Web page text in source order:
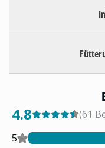
4.8 (61
5